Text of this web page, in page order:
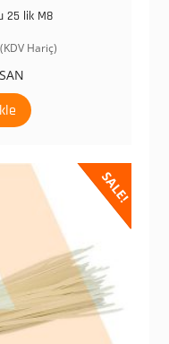
25 lik M8
Şu
41,00.
(KDV Hariç)
SALE!